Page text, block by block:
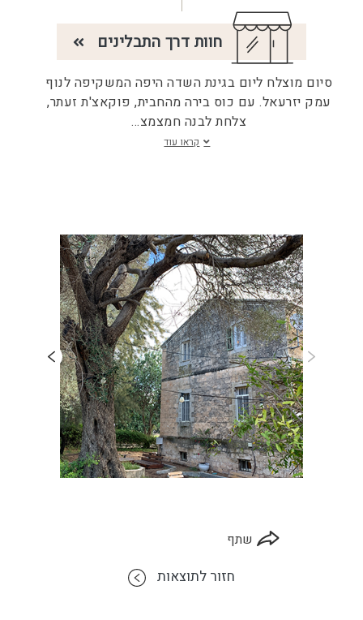
חוות דרך התבלינים
סיום מוצלח ליום בגינת השדה היפה המשקיפה לנוף
עמק יזרעאל. עם כוס בירה מהחבית, פוקאצ'ת זעתר,
צלחת לבנה חמצמצ...
קראו עוד
שתף
חזור לתוצאות